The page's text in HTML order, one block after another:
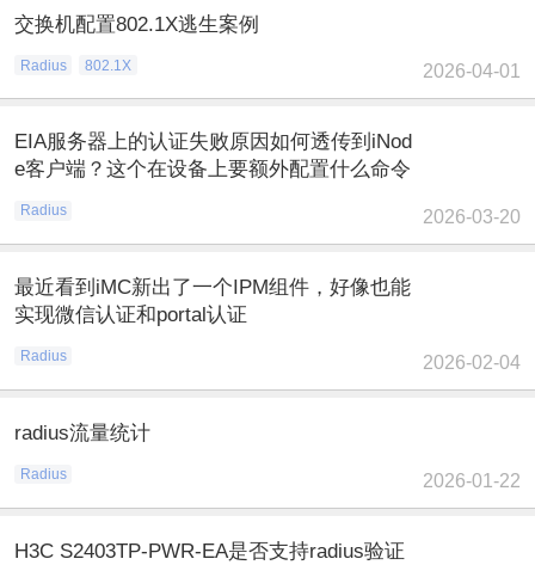
交换机配置802.1X逃生案例
Radius 802.1X 2026-04-01
EIA服务器上的认证失败原因如何透传到iNod
e客户端？这个在设备上要额外配置什么命令
Radius 2026-03-20
最近看到iMC新出了一个IPM组件，好像也能
实现微信认证和portal认证
Radius 2026-02-04
radius流量统计
Radius 2026-01-22
H3C S2403TP-PWR-EA是否支持radius验证